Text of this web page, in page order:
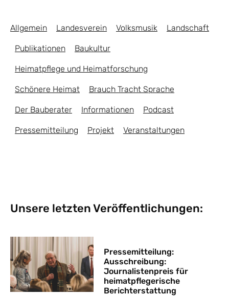
Allgemein Landesverein Volksmusik Landschaft
Publikationen Baukultur
Heimatpflege und Heimatforschung
Schönere Heimat Brauch Tracht Sprache
Der Bauberater Informationen Podcast
Pressemitteilung Projekt Veranstaltungen
Unsere letzten Veröffentlichungen:
Pressemitteilung:
Ausschreibung:
Journalistenpreis für
heimatpflegerische
Berichterstattung